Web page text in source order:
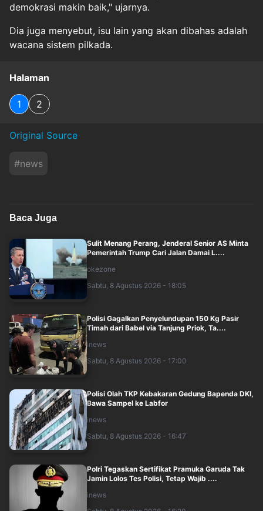
demokrasi makin baik," ujarnya.
Dia juga menyebut, isu lain yang akan dibahas adalah
wacana sistem pilkada.
Halaman
1 2
Original Source
#news
Baca Juga
Sulit Menang Perang, Jenderal Senior AS Minta
Pemerintah Trump Cari Jalan Damai L....
okezone
Sabtu, 8 Agustus 2026 - 18:05
Polisi Gagalkan Penyelundupan 150 Kg Pasir
Timah dari Babel via Tanjung Priok, Ta....
inews
Sabtu, 8 Agustus 2026 - 17:00
Polisi Olah TKP Kebakaran Gedung Bapenda DKI,
Bawa Sampel ke Labfor
inews
Sabtu, 8 Agustus 2026 - 16:47
Polri Tegaskan Sertifikat Pramuka Garuda Tak
Jamin Lolos Tes Polisi, Tetap Wajib ....
inews